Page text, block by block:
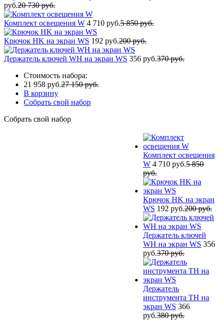
руб.20 730 руб.
Комплект освещения W 4 710 руб.5 850 руб.
Крючок HK на экран WS 192 руб.200 руб.
Держатель ключей WH на экран WS 356 руб.370 руб.
Стоимость набора:
21 958 руб.27 150 руб.
В корзину
Собрать свой набор
Собрать свой набор
Комплект освещения
W 4 710 руб.5 850
руб.
Крючок HK на экран
WS 192 руб.200 руб.
Держатель ключей
WH на экран WS 356
руб.370 руб.
Держатель
инструмента TH на
экран WS 366
руб.380 руб.